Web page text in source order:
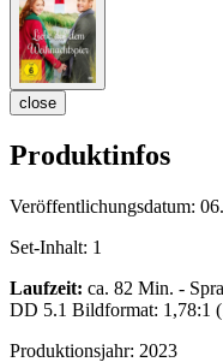
close
Produktinfos
Veröffentlichungsdatum:
Set-Inhalt: 1
Laufzeit: ca. 82 Min. -
DD 5.1 Bildformat: 1,78:1
Produktionsjahr: 2023